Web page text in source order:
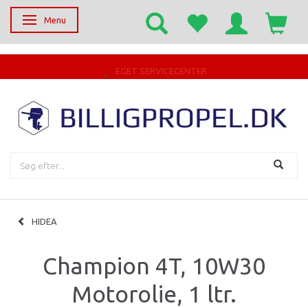
Skifte navigation
Menu
EGET SERVICECENTER
HIDEA
Champion 4T, 10W30
Motorolie, 1 ltr.